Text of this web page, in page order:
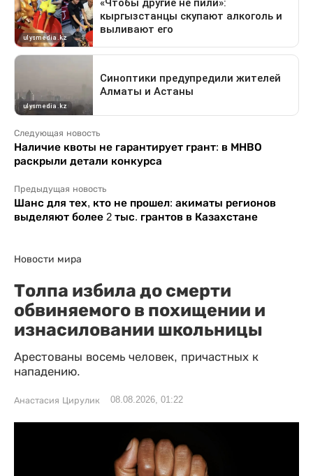
Следующая новость
Наличие квоты не гарантирует грант: в МНВО
раскрыли детали конкурса
Предыдущая новость
Шанс для тех, кто не прошел: акиматы регионов
выделяют более 2 тыс. грантов в Казахстане
Новости мира
Толпа избила до смерти
обвиняемого в похищении и
изнасиловании школьницы
Арестованы восемь человек, причастных к
нападению.
Анастасия Цирулик 08.08.2026, 01:22